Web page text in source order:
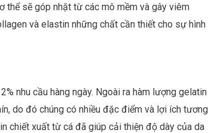
thể sẽ góp nhặt từ các mô mềm và gây viêm
và elastin những chất cần thiết cho sự hình
nhu cầu hàng ngày. Ngoài ra hàm lượng gelatin
do đó chúng có nhiều đặc điểm và lợi ích tương
chiết xuất từ cá đã giúp cải thiện độ dày của da